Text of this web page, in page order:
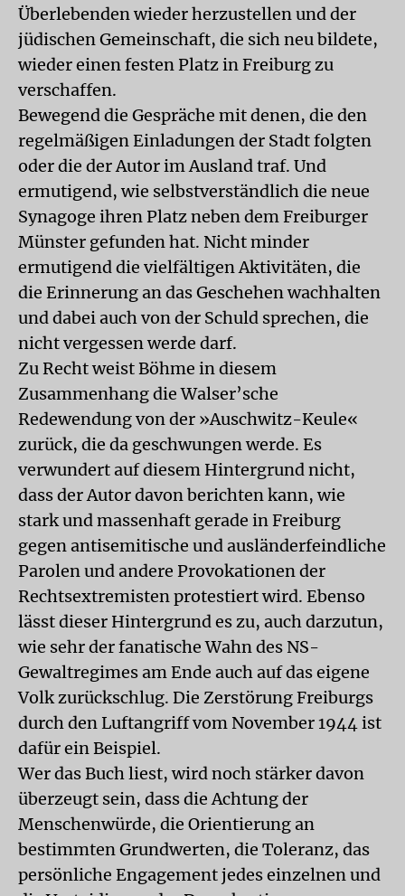
Überlebenden wieder herzustellen und der
jüdischen Gemeinschaft, die sich neu bildete,
wieder einen festen Platz in Freiburg zu
verschaffen.
Bewegend die Gespräche mit denen, die den
regelmäßigen Einladungen der Stadt folgten
oder die der Autor im Ausland traf. Und
ermutigend, wie selbstverständlich die neue
Synagoge ihren Platz neben dem Freiburger
Münster gefunden hat. Nicht minder
ermutigend die vielfältigen Aktivitäten, die
die Erinnerung an das Geschehen wachhalten
und dabei auch von der Schuld sprechen, die
nicht vergessen werde darf.
Zu Recht weist Böhme in diesem
Zusammenhang die Walser’sche
Redewendung von der »Auschwitz-Keule«
zurück, die da geschwungen werde. Es
verwundert auf diesem Hintergrund nicht,
dass der Autor davon berichten kann, wie
stark und massenhaft gerade in Freiburg
gegen antisemitische und ausländerfeindliche
Parolen und andere Provokationen der
Rechtsextremisten protestiert wird. Ebenso
lässt dieser Hintergrund es zu, auch darzutun,
wie sehr der fanatische Wahn des NS-
Gewaltregimes am Ende auch auf das eigene
Volk zurückschlug. Die Zerstörung Freiburgs
durch den Luftangriff vom November 1944 ist
dafür ein Beispiel.
Wer das Buch liest, wird noch stärker davon
überzeugt sein, dass die Achtung der
Menschenwürde, die Orientierung an
bestimmten Grundwerten, die Toleranz, das
persönliche Engagement jedes einzelnen und